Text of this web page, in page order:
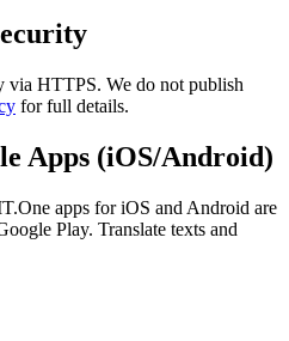
via HTTPS. We do not publish
for full details.
Apps (iOS/Android)
apps for iOS and Android are
Play. Translate texts and